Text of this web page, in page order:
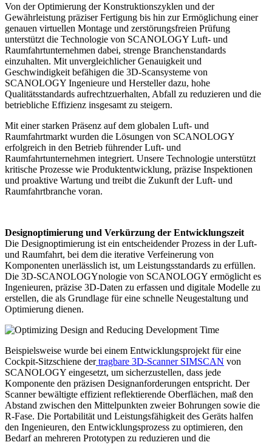
Von der Optimierung der Konstruktionszyklen und der
Gewährleistung präziser Fertigung bis hin zur Ermöglichung einer
genauen virtuellen Montage und zerstörungsfreien Prüfung
unterstützt die Technologie von SCANOLOGY Luft- und
Raumfahrtunternehmen dabei, strenge Branchenstandards
einzuhalten. Mit unvergleichlicher Genauigkeit und
Geschwindigkeit befähigen die 3D-Scansysteme von
SCANOLOGY Ingenieure und Hersteller dazu, hohe
Qualitätsstandards aufrechtzuerhalten, Abfall zu reduzieren und die
betriebliche Effizienz insgesamt zu steigern.
Mit einer starken Präsenz auf dem globalen Luft- und
Raumfahrtmarkt wurden die Lösungen von SCANOLOGY
erfolgreich in den Betrieb führender Luft- und
Raumfahrtunternehmen integriert. Unsere Technologie unterstützt
kritische Prozesse wie Produktentwicklung, präzise Inspektionen
und proaktive Wartung und treibt die Zukunft der Luft- und
Raumfahrtbranche voran.
Designoptimierung und Verkürzung der Entwicklungszeit
Die Designoptimierung ist ein entscheidender Prozess in der Luft-
und Raumfahrt, bei dem die iterative Verfeinerung von
Komponenten unerlässlich ist, um Leistungsstandards zu erfüllen.
Die 3D-SCANOLOGYnologie von SCANOLOGY ermöglicht es
Ingenieuren, präzise 3D-Daten zu erfassen und digitale Modelle zu
erstellen, die als Grundlage für eine schnelle Neugestaltung und
Optimierung dienen.
Beispielsweise wurde bei einem Entwicklungsprojekt für eine
Cockpit-Sitzschiene der tragbare 3D-Scanner SIMSCAN von
SCANOLOGY eingesetzt, um sicherzustellen, dass jede
Komponente den präzisen Designanforderungen entspricht. Der
Scanner bewältigte effizient reflektierende Oberflächen, maß den
Abstand zwischen den Mittelpunkten zweier Bohrungen sowie die
R-Fase. Die Portabilität und Leistungsfähigkeit des Geräts halfen
den Ingenieuren, den Entwicklungsprozess zu optimieren, den
Bedarf an mehreren Prototypen zu reduzieren und die